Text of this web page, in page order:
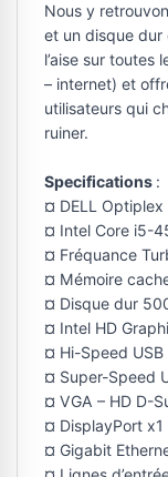
Nous y
et un disque dur
l’aise sur toutes
– internet) et
utilisateurs qui
ruiner.
Specifications :
¤ DELL
¤ Intel Core i5-
¤ Fréquance
¤ Mémoire
¤ Disque dur
¤ Intel HD
¤ Hi-Speed USB
¤ Super-Speed
¤ VGA – HD D-
¤ DisplayPort x1
¤ Gigabit